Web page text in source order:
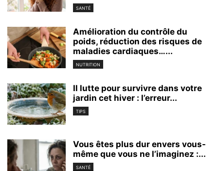
SANTÉ
Amélioration du contrôle du
poids, réduction des risques de
maladies cardiaques…...
NUTRITION
Il lutte pour survivre dans votre
jardin cet hiver : l’erreur...
TIPS
Vous êtes plus dur envers vous-
même que vous ne l’imaginez :...
SANTÉ